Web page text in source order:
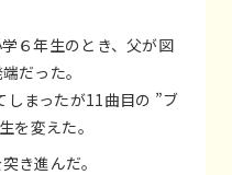
６年生のとき、父が図
だった。
まったが11曲目の ”ブ
を変えた。
き進んだ。